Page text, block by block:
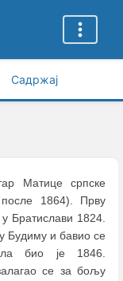
Садржај
Матице српске
1864). Прву
у Братислави 1824.
Будиму и бавио се
био је 1846.
се за бољу